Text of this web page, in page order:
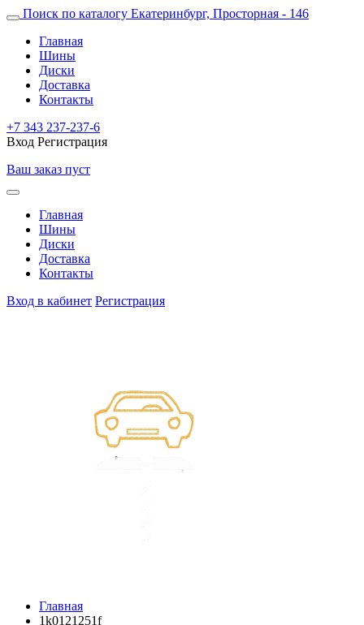
Поиск по каталогу Екатеринбург, Просторная - 146
Главная
Шины
Диски
Доставка
Контакты
+7 343 237-237-6
Вход Регистрация
Ваш заказ пуст
Главная
Шины
Диски
Доставка
Контакты
Вход в кабинет Регистрация
Главная
1k0121251f